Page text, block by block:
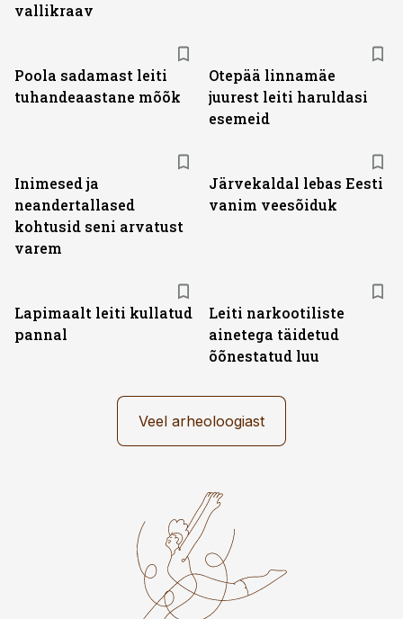
vallikraav
Poola sadamast leiti
tuhandeaastane mõõk
Otepää linnamäe
juurest leiti haruldasi
esemeid
Inimesed ja
neandertallased
kohtusid seni arvatust
varem
Järvekaldal lebas Eesti
vanim veesõiduk
Lapimaalt leiti kullatud
pannal
Leiti narkootiliste
ainetega täidetud
õõnestatud luu
Veel arheoloogiast